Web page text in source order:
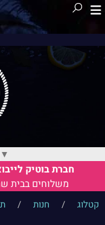
▼
חברת בוטיק
משלוחים בבית שמש 15 ש"ח בקנייה
קטלוג / חנות /